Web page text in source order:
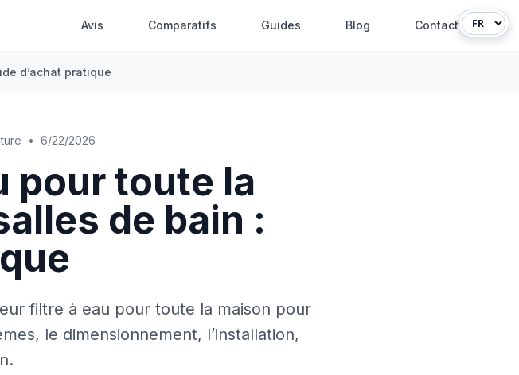
Avis Comparatifs Guides Blog Contact
d’achat pratique
• 6/22/2026
pour toute la
de bain :
filtre à eau pour toute la maison pour
le dimensionnement, l’installation,